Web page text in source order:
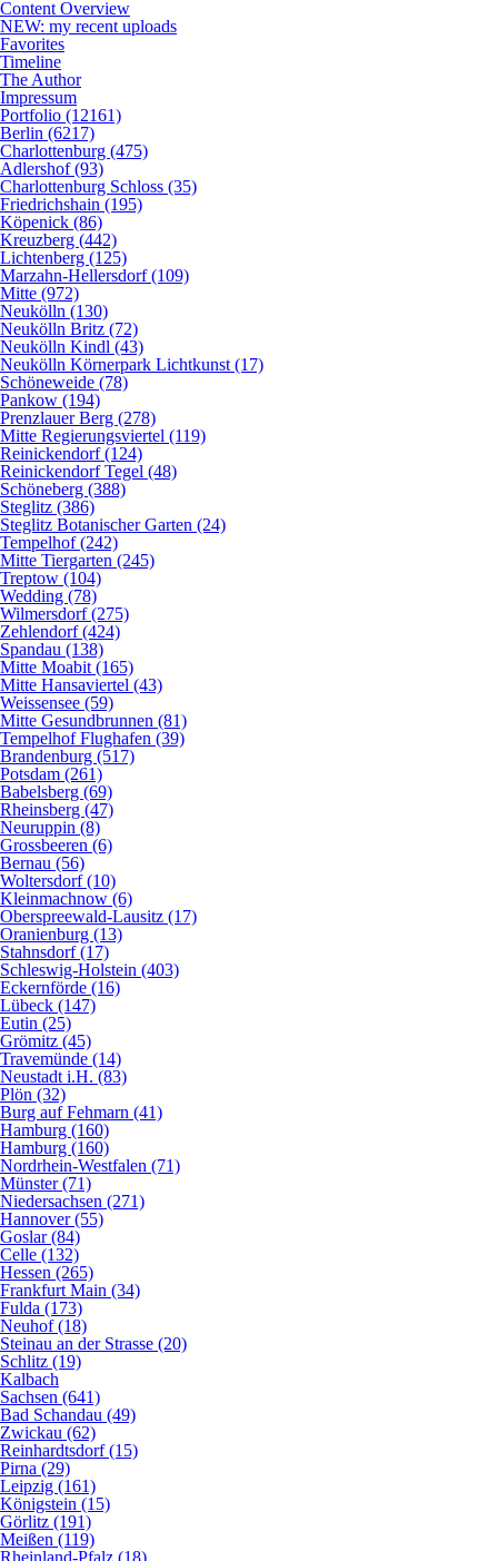
Content Overview
NEW: my recent uploads
Favorites
Timeline
The Author
Impressum
Portfolio (12161)
Berlin (6217)
Charlottenburg (475)
Adlershof (93)
Charlottenburg Schloss (35)
Friedrichshain (195)
Köpenick (86)
Kreuzberg (442)
Lichtenberg (125)
Marzahn-Hellersdorf (109)
Mitte (972)
Neukölln (130)
Neukölln Britz (72)
Neukölln Kindl (43)
Neukölln Körnerpark Lichtkunst (17)
Schöneweide (78)
Pankow (194)
Prenzlauer Berg (278)
Mitte Regierungsviertel (119)
Reinickendorf (124)
Reinickendorf Tegel (48)
Schöneberg (388)
Steglitz (386)
Steglitz Botanischer Garten (24)
Tempelhof (242)
Mitte Tiergarten (245)
Treptow (104)
Wedding (78)
Wilmersdorf (275)
Zehlendorf (424)
Spandau (138)
Mitte Moabit (165)
Mitte Hansaviertel (43)
Weissensee (59)
Mitte Gesundbrunnen (81)
Tempelhof Flughafen (39)
Brandenburg (517)
Potsdam (261)
Babelsberg (69)
Rheinsberg (47)
Neuruppin (8)
Grossbeeren (6)
Bernau (56)
Woltersdorf (10)
Kleinmachnow (6)
Oberspreewald-Lausitz (17)
Oranienburg (13)
Stahnsdorf (17)
Schleswig-Holstein (403)
Eckernförde (16)
Lübeck (147)
Eutin (25)
Grömitz (45)
Travemünde (14)
Neustadt i.H. (83)
Plön (32)
Burg auf Fehmarn (41)
Hamburg (160)
Hamburg (160)
Nordrhein-Westfalen (71)
Münster (71)
Niedersachsen (271)
Hannover (55)
Goslar (84)
Celle (132)
Hessen (265)
Frankfurt Main (34)
Fulda (173)
Neuhof (18)
Steinau an der Strasse (20)
Schlitz (19)
Kalbach
Sachsen (641)
Bad Schandau (49)
Zwickau (62)
Reinhardtsdorf (15)
Pirna (29)
Leipzig (161)
Königstein (15)
Görlitz (191)
Meißen (119)
Rheinland-Pfalz (18)